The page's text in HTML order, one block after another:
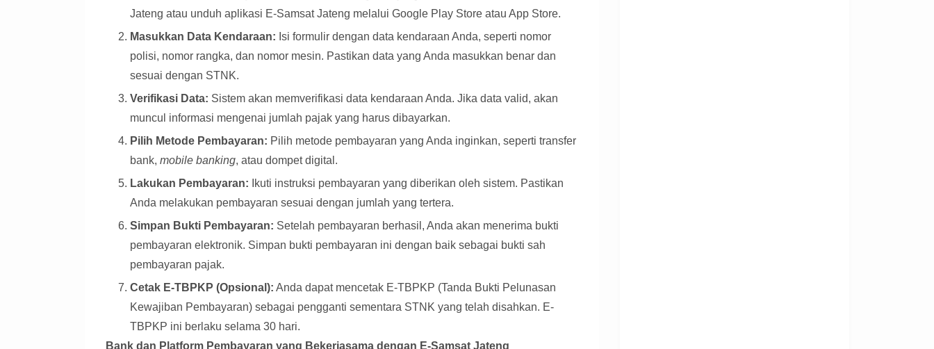
Jateng atau unduh aplikasi E-Samsat Jateng melalui Google Play Store atau App Store.
Masukkan Data Kendaraan: Isi formulir dengan data kendaraan Anda, seperti nomor
polisi, nomor rangka, dan nomor mesin. Pastikan data yang Anda masukkan benar dan
sesuai dengan STNK.
Verifikasi Data: Sistem akan memverifikasi data kendaraan Anda. Jika data valid, akan
muncul informasi mengenai jumlah pajak yang harus dibayarkan.
Pilih Metode Pembayaran: Pilih metode pembayaran yang Anda inginkan, seperti transfer
bank, mobile banking, atau dompet digital.
Lakukan Pembayaran: Ikuti instruksi pembayaran yang diberikan oleh sistem. Pastikan
Anda melakukan pembayaran sesuai dengan jumlah yang tertera.
Simpan Bukti Pembayaran: Setelah pembayaran berhasil, Anda akan menerima bukti
pembayaran elektronik. Simpan bukti pembayaran ini dengan baik sebagai bukti sah
pembayaran pajak.
Cetak E-TBPKP (Opsional): Anda dapat mencetak E-TBPKP (Tanda Bukti Pelunasan
Kewajiban Pembayaran) sebagai pengganti sementara STNK yang telah disahkan. E-
TBPKP ini berlaku selama 30 hari.
Bank dan Platform Pembayaran yang Bekerjasama dengan E-Samsat Jateng